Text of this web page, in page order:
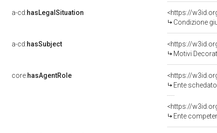
a-cd:hasLegalSituation
<https://
Condizione
a-cd:hasSubject
<https://
Motivi
core:hasAgentRole
<https://
Ente
<https://
Ente competente per tutela